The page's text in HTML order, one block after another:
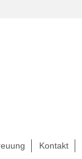
Kontakt